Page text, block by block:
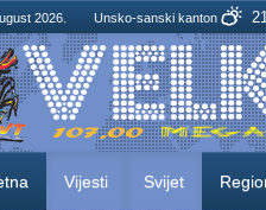
2026. Unsko-sanski kanton
Vijesti Svijet